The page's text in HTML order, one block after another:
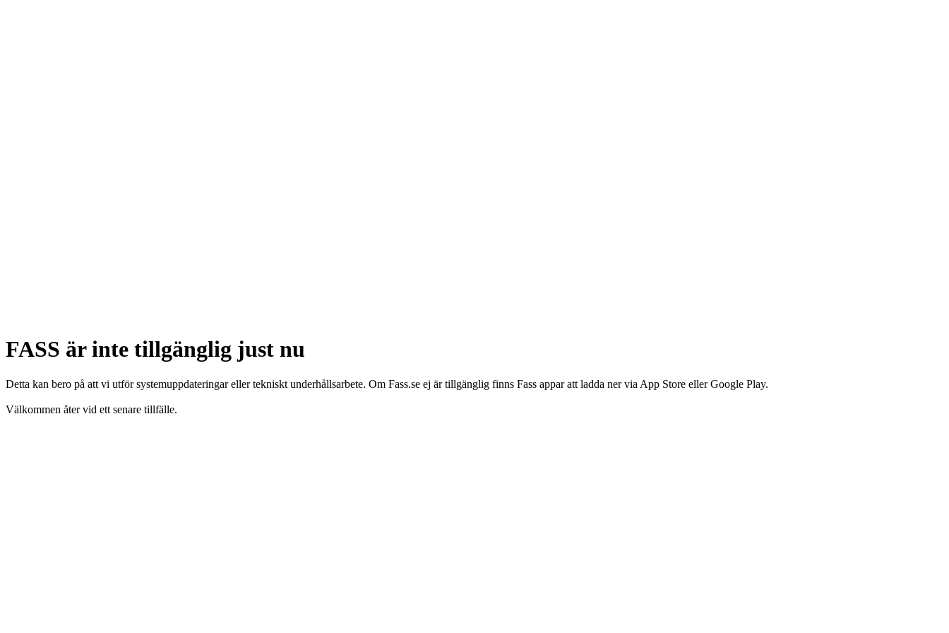
FASS är inte tillgänglig just nu
Detta kan bero på att vi utför systemuppdateringar eller tekniskt underhållsarbete. Om Fass.se ej är tillgänglig finns Fass appar att ladda ner via App Store eller Google Play.
Välkommen åter vid ett senare tillfälle.